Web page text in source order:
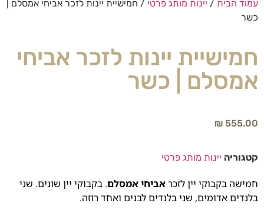
עמוד הבית / יינות מותג פרטי / חמישיית יינות לזכר אביחי אמסלם |
כשר
חמישיית יינות לזכר אביחי
אמסלם | כשר
₪ 555.00
קטגוריה יינות מותג פרטי
חמישה בקבוקי יין לזכראביחי אמסלם. בקבוקי יין שונים. שני
בלנדים אדומים, שני בלנדים לבנים ואחד רוזה.